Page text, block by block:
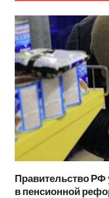
Правительство РФ
в пенсионной